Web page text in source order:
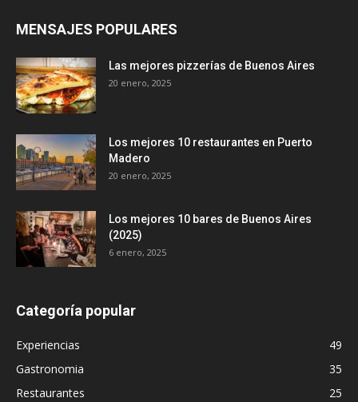
MENSAJES POPULARES
Las mejores pizzerías de Buenos Aires
20 enero, 2025
Los mejores 10 restaurantes en Puerto
Madero
20 enero, 2025
Los mejores 10 bares de Buenos Aires
(2025)
6 enero, 2025
Categoría popular
Experiencias
49
Gastronomia
35
Restaurantes
25